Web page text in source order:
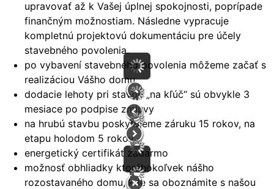
upravovať až k Vašej úplnej spokojnosti, poprípade
finančným možnostiam. Následne vypracuje
kompletnú projektovú dokumentáciu pre účely
stavebného povolenia.
po vybavení stavebného povolenia môžeme začať s
realizáciou Vášho domu
dodacie lehoty pri stavbe „na kľúč“ sú obvykle 3
mesiace po podpise zmluvy
na hrubú stavbu poskytujeme záruku 15 rokov, na
etapu holodom 5 rokov
energetický certifikát zadarmo
možnosť obhliadky ktoréhokoľvek nášho
rozostavaného domu, kde sa oboznámite s našou